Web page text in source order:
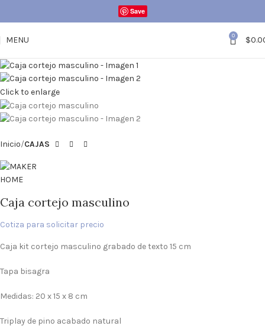
Save
MENU 0 $
Click to enlarge
Inicio CAJAS
Caja cortejo masculino
Cotiza para solicitar precio
Caja kit cortejo masculino grabado de texto 15 cm
Tapa bisagra
Medidas: 20 x 15 x 8 cm
Triplay de pino acabado natural